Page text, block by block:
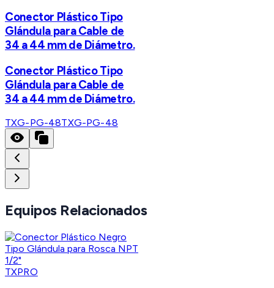
Conector Plástico Tipo
Glándula para Cable de
34 a 44 mm de Diámetro.
Conector Plástico Tipo
Glándula para Cable de
34 a 44 mm de Diámetro.
TXG-PG-48TXG-PG-48
Equipos Relacionados
TXPRO